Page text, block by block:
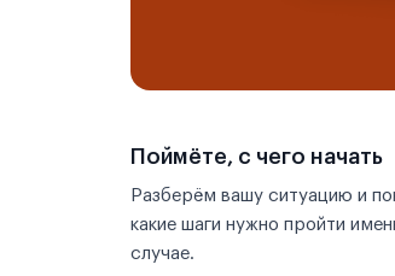
Поймёте, с чего начать
Разберём вашу ситуацию и
какие шаги нужно пройти
случае.